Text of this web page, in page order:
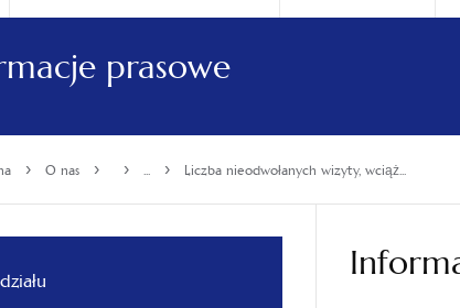
prasowe
› O nas › › ... › Liczba nieodwołanych wizyty, wciąż...